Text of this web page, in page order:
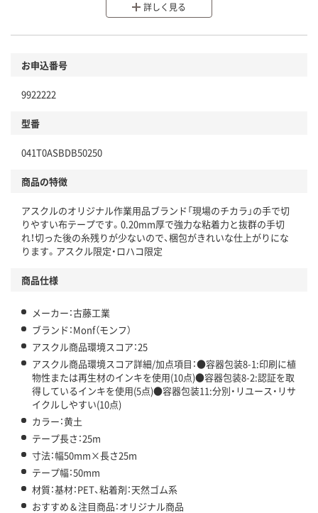
分別・リサイクルしやすい設計
商品
本体
仕組
この商品の環境配慮ポイントです。下記商品詳細「
アスクル商品環境スコア詳細／加点項目
」で確認できます。
詳しく見る
お申込番号
9922222
型番
041T0ASBDB50250
商品の特徴
アスクルのオリジナル作業用品ブランド「現場のチカラ」の手で切
りやすい布テープです。0.20mm厚で強力な粘着力と抜群の手切
れ！切った後の糸残りが少ないので、梱包がきれいな仕上がりにな
ります。アスクル限定・ロハコ限定
商品仕様
メーカー：古藤工業
ブランド：Monf（モンフ）
アスクル商品環境スコア：25
アスクル商品環境スコア詳細/加点項目：●容器包装8-1:印刷に植
物性または再生材のインキを使用(10点)●容器包装8-2:認証を取
得しているインキを使用(5点)●容器包装11:分別・リユース・リサ
イクルしやすい(10点)
カラー：黄土
テープ長さ：25m
寸法：幅50mm×長さ25m
テープ幅：50mm
材質：基材：PET、粘着剤：天然ゴム系
おすすめ＆注目商品：オリジナル商品